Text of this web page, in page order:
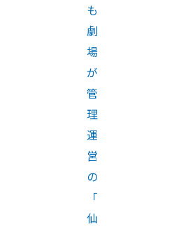
も
劇
場
が
管
理
運
営
の
「
仙